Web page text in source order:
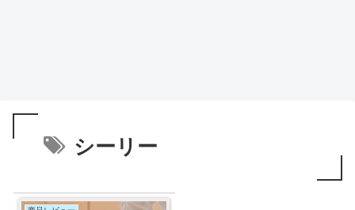
シーリー